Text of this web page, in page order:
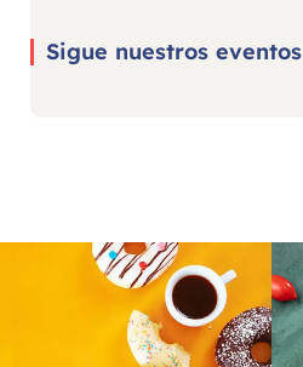
Sigue nuestros eventos